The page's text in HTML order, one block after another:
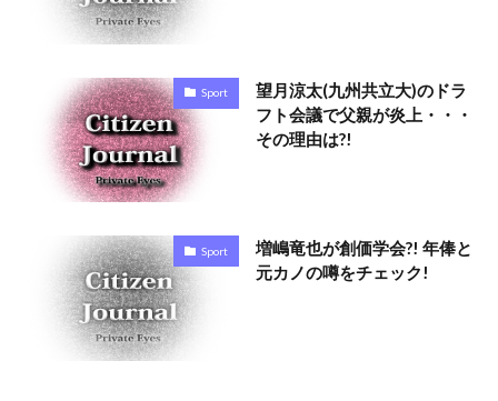
Sport
望月涼太(九州共立大)のドラ
フト会議で父親が炎上・・・
その理由は?!
Sport
増嶋竜也が創価学会?! 年俸と
元カノの噂をチェック!